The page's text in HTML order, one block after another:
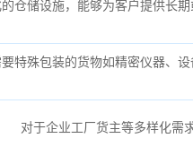
仓储设施，能够为客户提供长
特殊包装的货物如精密仪器、
对于企业工厂货主等多样化需